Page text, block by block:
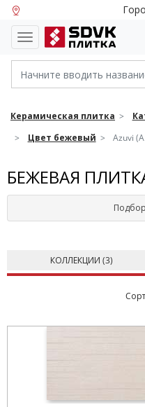
Керамическая плитка
Цвет бежевый
Azuvi
БЕЖЕВАЯ
КОЛЛЕКЦИИ (3)